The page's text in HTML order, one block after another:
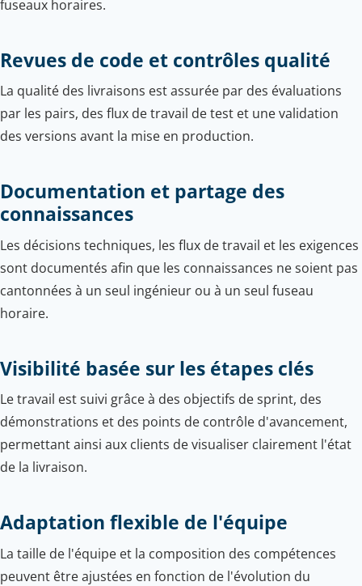
fuseaux horaires.
Revues de code et contrôles qualité
La qualité des livraisons est assurée par des évaluations
par les pairs, des flux de travail de test et une validation
des versions avant la mise en production.
Documentation et partage des
connaissances
Les décisions techniques, les flux de travail et les exigences
sont documentés afin que les connaissances ne soient pas
cantonnées à un seul ingénieur ou à un seul fuseau
horaire.
Visibilité basée sur les étapes clés
Le travail est suivi grâce à des objectifs de sprint, des
démonstrations et des points de contrôle d'avancement,
permettant ainsi aux clients de visualiser clairement l'état
de la livraison.
Adaptation flexible de l'équipe
La taille de l'équipe et la composition des compétences
peuvent être ajustées en fonction de l'évolution du